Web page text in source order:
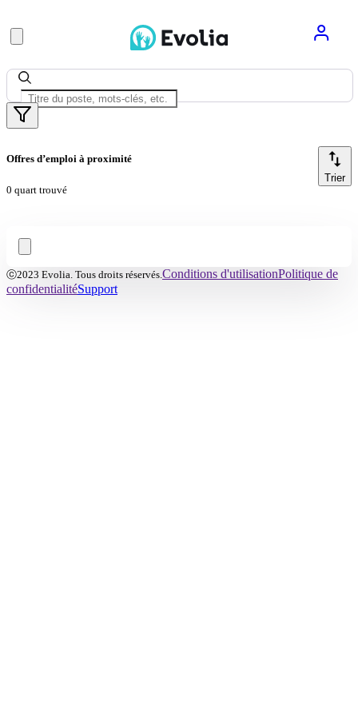
Offres d’emploi à proximité
0 quart trouvé
Trier
ⓒ2023 Evolia. Tous droits réservés.Conditions d'utilisationPolitique de
confidentialitéSupport